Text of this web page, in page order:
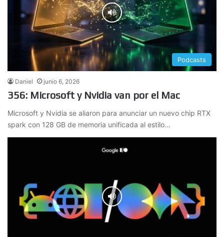
Podcasts
Daniel junio 6, 2026
356: Microsoft y Nvidia van por el Mac
Microsoft y Nvidia se aliaron para anunciar un nuevo chip RTX
spark con 128 GB de memoria unificada al estilo…